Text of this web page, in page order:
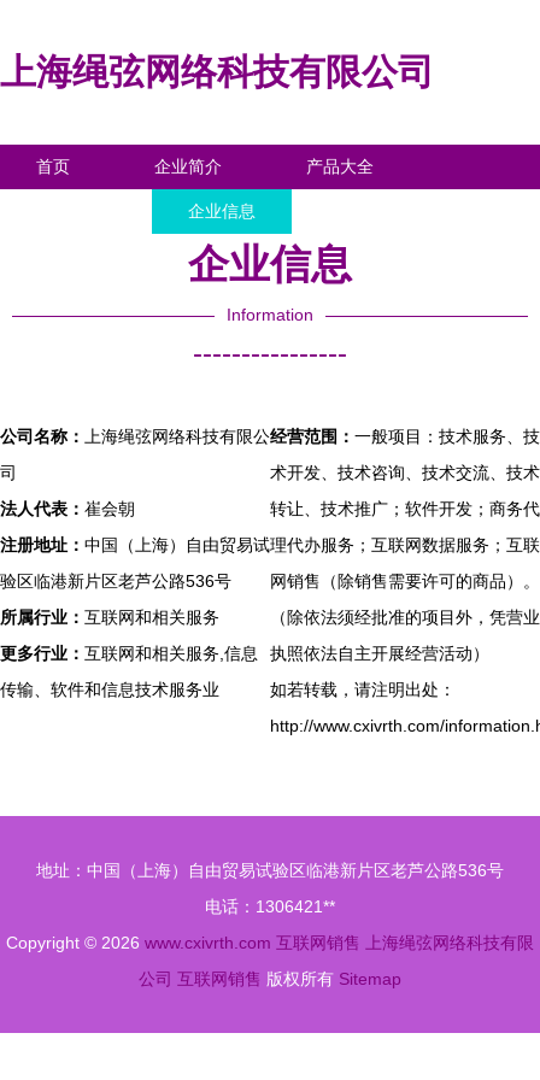
上海绳弦网络科技有限公司
首页 企业简介 产品大全
企业信息
企业信息
Information
----------------
公司名称：
上海绳弦网络科技有限公
司
法人代表： 崔会朝
注册地址： 中国（上海）自由贸易试
验区临港新片区老芦公路536号
所属行业： 互联网和相关服务
更多行业： 互联网和相关服务,信息
传输、软件和信息技术服务业
经营范围： 一般项目：技术服务、技
术开发、技术咨询、技术交流、技术
转让、技术推广；软件开发；商务代
理代办服务；互联网数据服务；互联
网销售（除销售需要许可的商品）。
（除依法须经批准的项目外，凭营业
执照依法自主开展经营活动）
如若转载，请注明出处：
http://www.cxivrth.com/
地址：中国（上海）自由贸易试验区临港新片区老芦公路536号
电话：1306421**
Copyright © 2026 www.cxivrth.com 互联网销售
上海绳弦网络科技有限
公司 互联网销售 版权所有 Sitemap